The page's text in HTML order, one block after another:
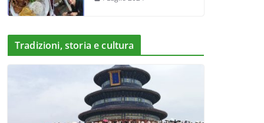
Tradizioni, storia e cultura